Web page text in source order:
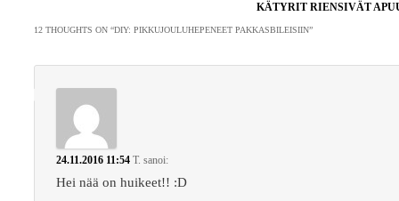
KÄTYRIT RIENSIVÄT
12 THOUGHTS ON “DIY: PIKKUJOULUHEPENEET PAKKASBILEISIIN”
24.11.2016 11:54 T. sanoi:
Hei nää on huikeet!! :D